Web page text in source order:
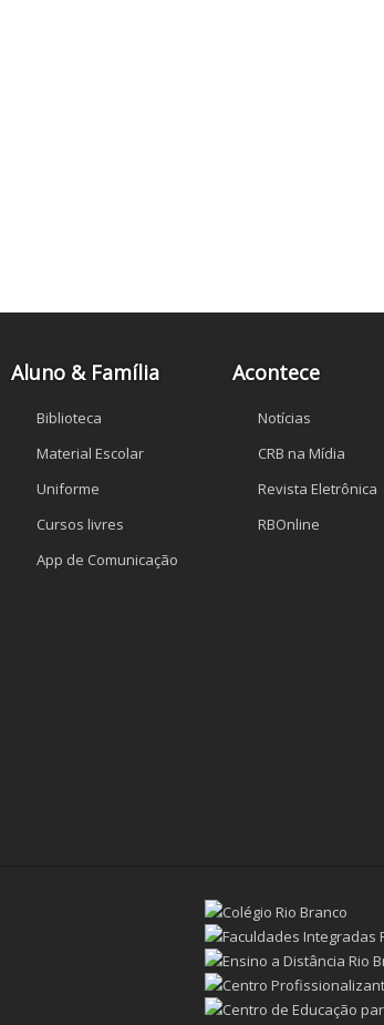
Aluno & Família
Biblioteca
Material Escolar
Uniforme
Cursos livres
App de Comunicação
Acontece
Notícias
CRB na Mídia
Revista Eletrônica
RBOnline